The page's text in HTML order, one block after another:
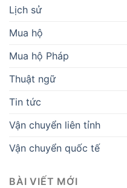
Lịch sử
Mua hộ
Mua hộ Pháp
Thuật ngữ
Tin tức
Vận chuyển liên tỉnh
Vận chuyển quốc tế
BÀI VIẾT MỚI